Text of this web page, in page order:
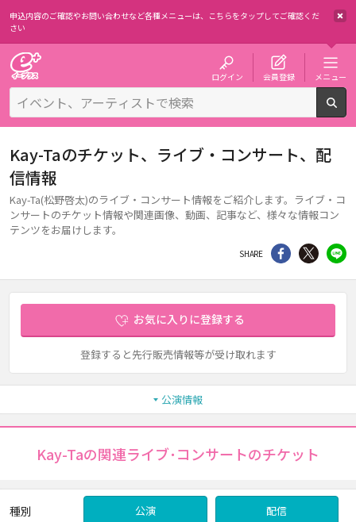
申込内容のご確認やお問い合わせなど各種メニューは、 こちらをタップしてご確認くだ
さい
ログイン 会員登録 メニュー
Kay-Taのチケット、ライブ・コンサート、配
信情報
Kay-Ta(松野啓太)のライブ・コンサート情報をご紹介します。ライブ・コ
ンサートのチケット情報や関連画像、動画、記事など、様々な情報コン
テンツをお届けします。
SHARE シェア Twitter
お気に入りに登録する
登録すると先行販売情報等が受け取れます
公演情報
Kay-Taの関連ライブ･コンサートのチケット
種別 公演 配信